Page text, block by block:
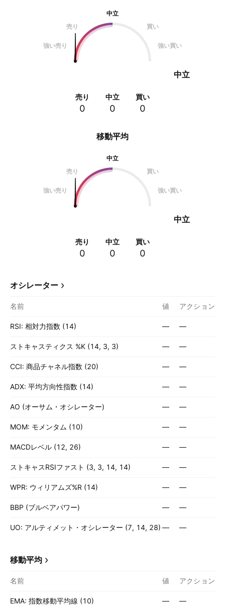
中立
売り
買い
強い売り 強い買い
中立
売り
0
中立
0
買い
0
移動平均
中立
売り
買い
強い売り 強い買い
中立
売り
0
中立
0
買い
0
オシレーター
名前 値 アクション
RSI: 相対力指数 (14) — —
ストキャスティクス %K (14, 3, 3) — —
CCI: 商品チャネル指数 (20) — —
ADX: 平均方向性指数 (14) — —
AO (オーサム・オシレーター) — —
MOM: モメンタム (10) — —
MACDレベル (12, 26) — —
ストキャスRSIファスト (3, 3, 14, 14) — —
WPR: ウィリアムズ%R (14) — —
BBP (ブルベアパワー) — —
UO: アルティメット・オシレーター (7, 14, 28) — —
移動平均
名前 値 アクション
EMA: 指数移動平均線 (10) — —